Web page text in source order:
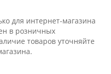
для интернет-магазина
в розничных
товаров уточняйте